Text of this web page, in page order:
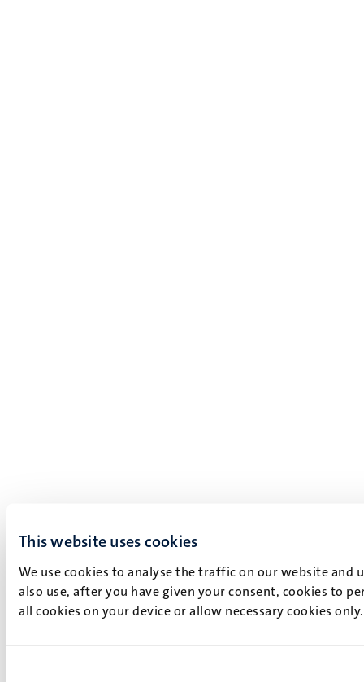
This website uses cookies
We use cookies to analyse the traffic on our website and
also use, after you have given your consent, cookies to
all cookies on your device or allow necessary cookies